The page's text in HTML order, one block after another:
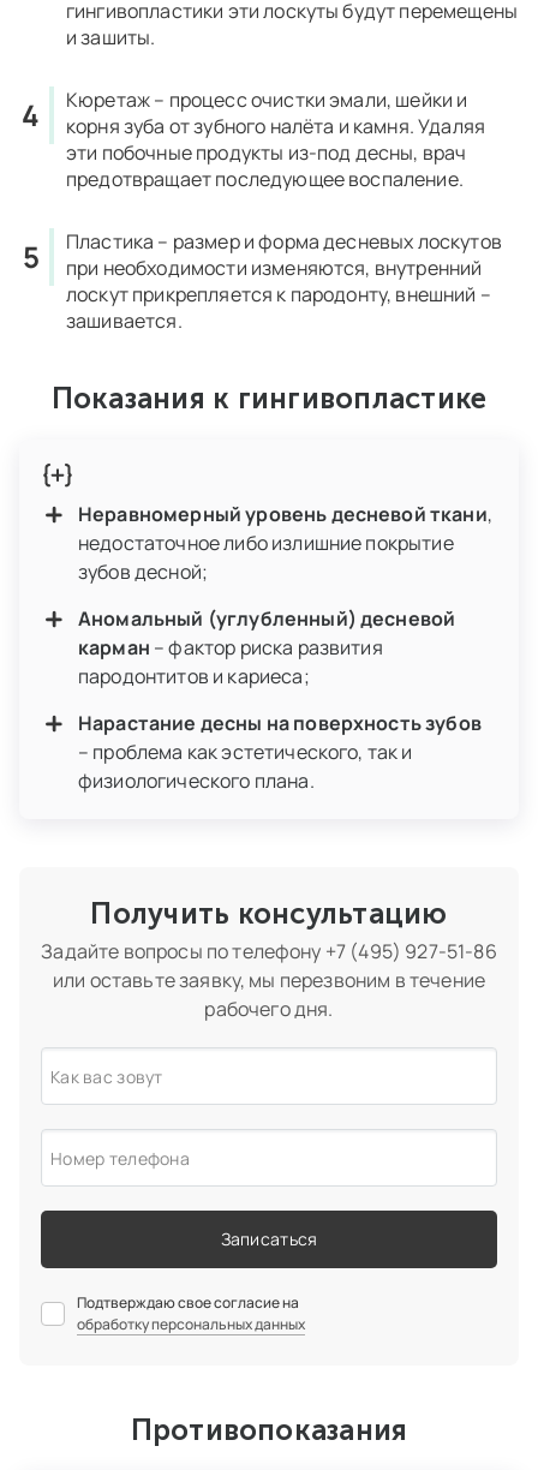
гингивопластики эти лоскуты будут перемещены
и зашиты.
Кюретаж– процесс очистки эмали, шейки и
корня зуба от зубного налёта и камня. Удаляя
эти побочные продукты из-под десны, врач
предотвращает последующее воспаление.
Пластика – размер и форма десневых лоскутов
при необходимости изменяются, внутренний
лоскут прикрепляется к пародонту, внешний –
зашивается.
Показания к гингивопластике
Неравномерный уровень десневой ткани,
недостаточное либо излишние покрытие
зубов десной;
Аномальный (углубленный) десневой
карман – фактор риска развития
пародонтитов и кариеса;
Нарастание десны на поверхность зубов
– проблема как эстетического, так и
физиологического плана.
Получить консультацию
Задайте вопросы по телефону +7 (495) 927-51-86
или оставьте заявку, мы перезвоним в течение
рабочего дня.
Как вас зовут
Номер телефона
Записаться
Подтверждаю свое согласие на
обработку персональных данных
Противопоказания